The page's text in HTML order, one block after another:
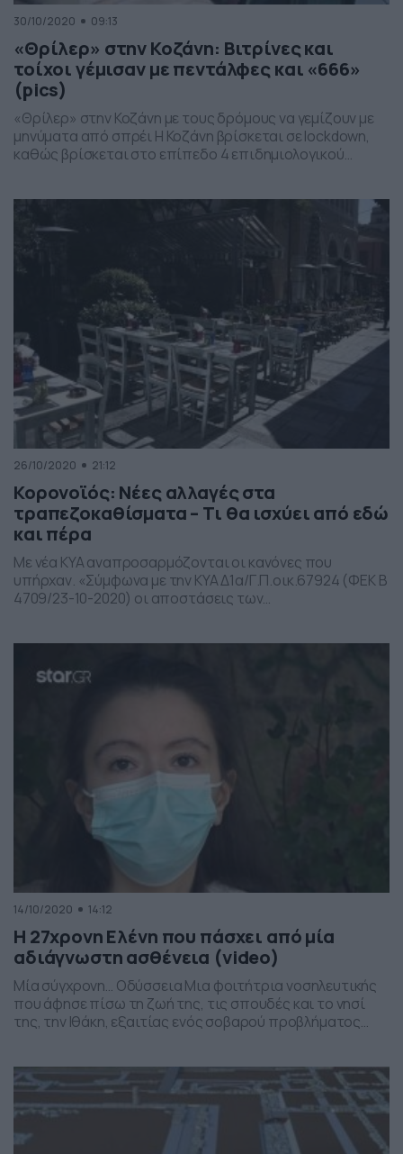
30/10/2020 09:13
«Θρίλερ» στην Κοζάνη: Βιτρίνες και
τοίχοι γέμισαν με πεντάλφες και «666»
(pics)
«Θρίλερ» στην Κοζάνη με τους δρόμους να γεμίζουν με
μηνύματα από σπρέι Η Κοζάνη βρίσκεται σε lockdown,
καθώς βρίσκεται στο επίπεδο 4 επιδημιολογικού
έγραψαν με σπρέι σε βιτρίνες ξενοίκιαστων […]
26/10/2020 21:12
Κορονοϊός: Νέες αλλαγές στα
τραπεζοκαθίσματα – Τι θα ισχύει από εδώ
και πέρα
Με νέα ΚΥΑ αναπροσαρμόζονται οι κανόνες που
υπήρχαν. «Σύμφωνα με την ΚΥΑ Δ1α/Γ.Π.οικ.67924 (ΦΕΚ Β
́4709/23-10-2020) οι αποστάσεις των
περιμετρικά) αλλάζει», όπως επισημαίνει σε
ανακοίνωσή της η Πανελλήνια Ομοσπονδία
Εστιατορικών και Συναφών Επαγγελμάτων. Όπως
14/10/2020 14:12
Η 27χρονη Ελένη που πάσχει από μία
αδιάγνωστη ασθένεια (video)
Μία σύγχρονη… Οδύσσεια Μια φοιτήτρια νοσηλευτικής
που άφησε πίσω τη ζωή της, τις σπουδές και το νησί
της, την Ιθάκη, εξαιτίας ενός σοβαρού προβλήματος
πάσχει η νεαρή κοπέλα που μέσα σε 1,5 χρόνο έχασε 70
ολόκληρα κιλά, υποφέρει […]